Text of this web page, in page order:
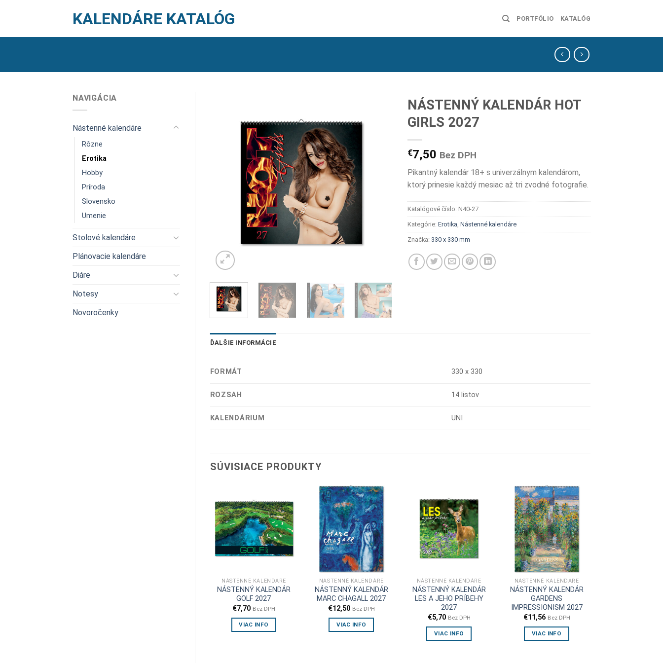
KALENDÁRE KATALÓG PORTFÓLIO KATALÓG
NAVIGÁCIA
Nástenné kalendáre
Rôzne
Erotika
Hobby
Príroda
Slovensko
Umenie
Stolové kalendáre
Plánovacie kalendáre
Diáre
Notesy
Novoročenky
NÁSTENNÝ KALENDÁR HOT
GIRLS 2027
€7,50 Bez DPH
Pikantný kalendár 18+ s univerzálnym kalendárom,
ktorý prinesie každý mesiac až tri zvodné fotografie.
Katalógové číslo:N40-27
Kategórie:Erotika ,Nástenné kalendáre
Značka: 330 x 330 mm
ĎALŠIE INFORMÁCIE
FORMÁT 330 x 330
ROZSAH 14 listov
KALENDÁRIUM UNI
SÚVISIACE PRODUKTY
NÁSTENNÉ KALENDÁRE
NÁSTENNÝ KALENDÁR
GOLF 2027
€7,70 Bez DPH
VIAC INFO
NÁSTENNÉ KALENDÁRE
NÁSTENNÝ KALENDÁR
MARC CHAGALL 2027
€12,50 Bez DPH
VIAC INFO
NÁSTENNÉ KALENDÁRE
NÁSTENNÝ KALENDÁR
LES A JEHO PRÍBEHY
2027
€5,70 Bez DPH
VIAC INFO
NÁSTENNÉ KALENDÁRE
NÁSTENNÝ KALENDÁR
GARDENS
IMPRESSIONISM 2027
€11,56 Bez DPH
VIAC INFO